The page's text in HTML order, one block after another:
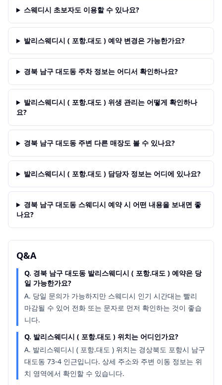
스웨디시 초보자도 이용할 수 있나요?
발리스웨디시 ( 포항.대도 ) 예약 변경은 가능한가요?
경북 남구 대도동 주차 정보는 어디서 확인하나요?
발리스웨디시 ( 포항.대도 ) 위생 관리는 어떻게 확인하나
요?
경북 남구 대도동 주변 다른 매장도 볼 수 있나요?
발리스웨디시 ( 포항.대도 ) 담당자 정보는 어디에 있나요?
경북 남구 대도동 스웨디시 예약 시 어떤 내용을 보내면 좋
나요?
Q&A
Q. 경북 남구 대도동 발리스웨디시 ( 포항.대도 ) 예약은 당
일 가능한가요?
A. 당일 문의가 가능하지만 스웨디시 인기 시간대는 빨리
마감될 수 있어 전화 또는 문자로 먼저 확인하는 것이 좋습
니다.
Q. 발리스웨디시 ( 포항.대도 ) 위치는 어디인가요?
A. 발리스웨디시 ( 포항.대도 ) 위치는 경상북도 포항시 남구
대도동 73-4 인근입니다. 상세 주소와 주변 이동 정보는 위
치 영역에서 확인할 수 있습니다.